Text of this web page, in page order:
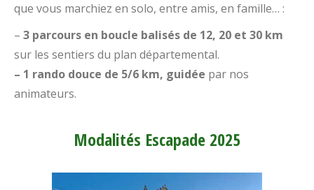
que vous marchiez en solo, entre amis, en famille… :
– 3 parcours en boucle balisés de 12, 20 et 30 km
sur les sentiers du plan départemental.
– 1 rando douce de 5/6 km, guidée par nos
animateurs.
Modalités Escapade 2025